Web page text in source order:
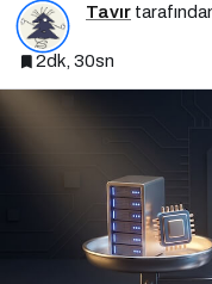
Tavır
2dk, 30sn